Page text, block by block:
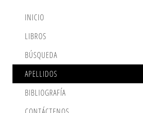
INICIO
LIBROS
BÚSQUEDA
APELLIDOS
BIBLIOGRAFÍA